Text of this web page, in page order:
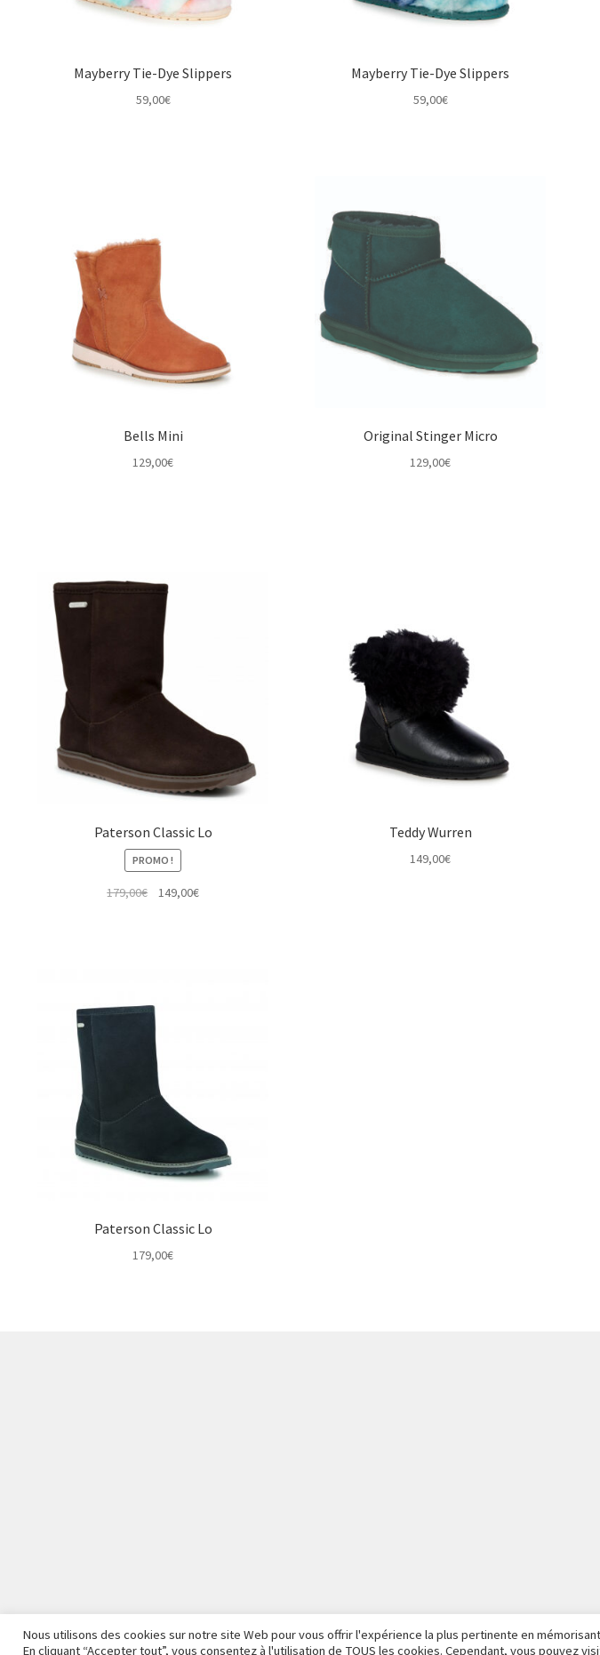
Mayberry Tie-Dye Slippers
59,00€
Mayberry Tie-Dye Slippers
59,00€
Bells Mini
129,00€
Original Stinger Micro
129,00€
Paterson Classic Lo
PROMO !
179,00€
Le149,00€Le
Teddy Wurren
149,00€
Paterson Classic Lo
179,00€
Nous utilisons des cookies sur notre site Web pour vous offrir l'expérience la plus pertinente en
En cliquant “Accepter tout”, vous consentez à l'utilisation de TOUS les cookies. Cependant, vous pouvez